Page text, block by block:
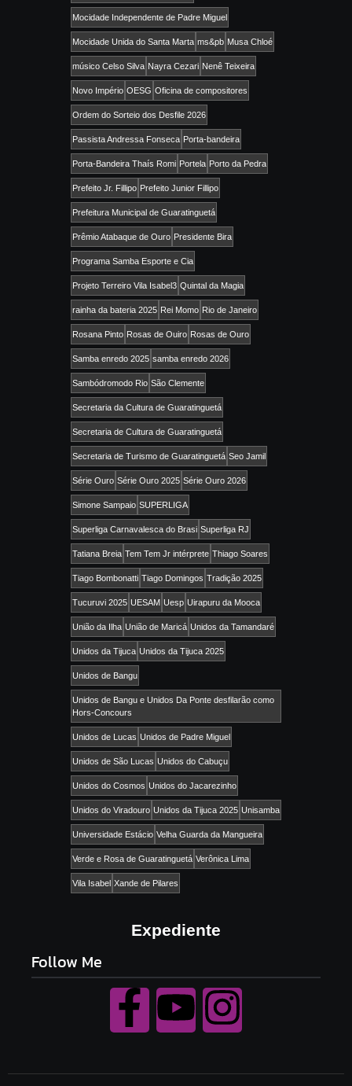
Mocidade Independente de Padre Miguel
Mocidade Unida do Santa Marta ms&pb Musa Chloé
músico Celso Silva Nayra Cezari Nenê Teixeira
Novo Império OESG Oficina de compositores
Ordem do Sorteio dos Desfile 2026
Passista Andressa Fonseca Porta-bandeira
Porta-Bandeira Thaís Romi Portela Porto da Pedra
Prefeito Jr. Fillipo Prefeito Junior Fillipo
Prefeitura Municipal de Guaratinguetá
Prêmio Atabaque de Ouro Presidente Bira
Programa Samba Esporte e Cia
Projeto Terreiro Vila Isabel3 Quintal da Magia
rainha da bateria 2025 Rei Momo Rio de Janeiro
Rosana Pinto Rosas de Ouiro Rosas de Ouro
Samba enredo 2025 samba enredo 2026
Sambódromodo Rio São Clemente
Secretaria da Cultura de Guaratinguetá
Secretaria de Cultura de Guaratinguetá
Secretaria de Turismo de Guaratinguetá Seo Jamil
Série Ouro Série Ouro 2025 Série Ouro 2026
Simone Sampaio SUPERLIGA
Superliga Carnavalesca do Brasi Superliga RJ
Tatiana Breia Tem Tem Jr intérprete Thiago Soares
Tiago Bombonatti Tiago Domingos Tradição 2025
Tucuruvi 2025 UESAM Uesp Uirapuru da Mooca
União da Ilha União de Maricá Unidos da Tamandaré
Unidos da Tijuca Unidos da Tijuca 2025
Unidos de Bangu
Unidos de Bangu e Unidos Da Ponte desfilarão como
Hors-Concours
Unidos de Lucas Unidos de Padre Miguel
Unidos de São Lucas Unidos do Cabuçu
Unidos do Cosmos Unidos do Jacarezinho
Unidos do Viradouro Unidos da Tijuca 2025 Unisamba
Universidade Estácio Velha Guarda da Mangueira
Verde e Rosa de Guaratinguetá Verônica Lima
Vila Isabel Xande de Pilares
Expediente
Follow Me